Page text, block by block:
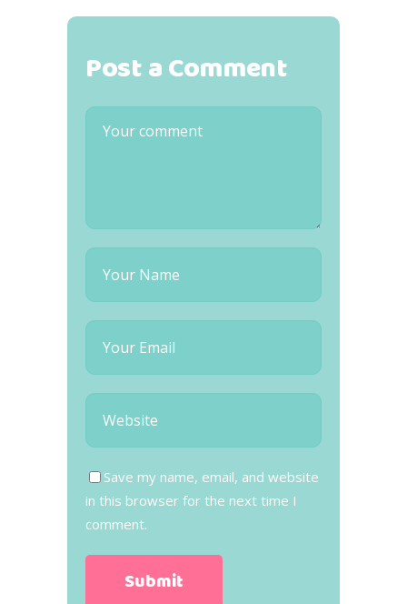
Post a Comment
Save my name, email, and website
in this browser for the next time I
comment.